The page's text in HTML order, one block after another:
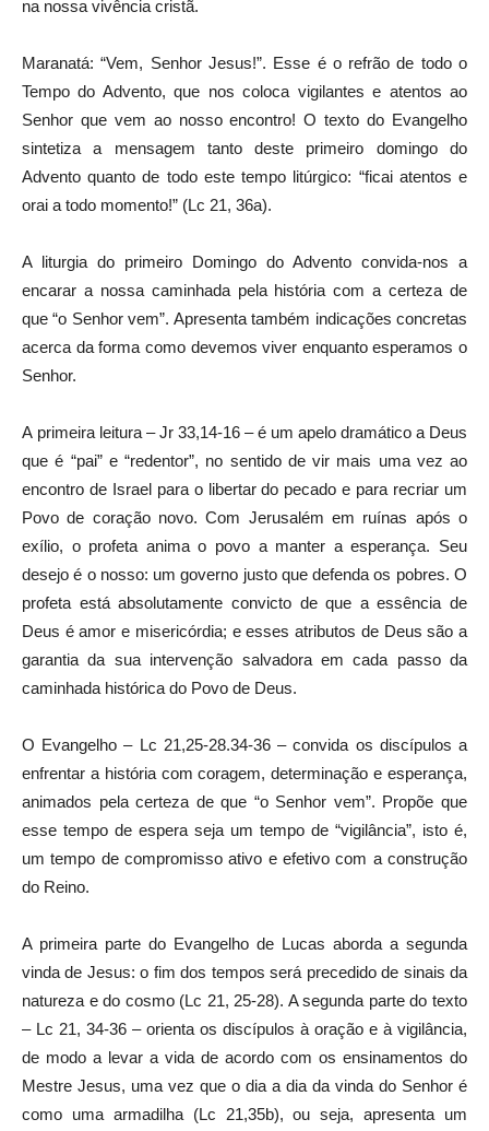
na nossa vivência cristã.
Maranatá: “Vem, Senhor Jesus!”. Esse é o refrão de todo o
Tempo do Advento, que nos coloca vigilantes e atentos ao
Senhor que vem ao nosso encontro! O texto do Evangelho
sintetiza a mensagem tanto deste primeiro domingo do
Advento quanto de todo este tempo litúrgico: “ficai atentos e
orai a todo momento!” (Lc 21, 36a).
A liturgia do primeiro Domingo do Advento convida-nos a
encarar a nossa caminhada pela história com a certeza de
que “o Senhor vem”. Apresenta também indicações concretas
acerca da forma como devemos viver enquanto esperamos o
Senhor.
A primeira leitura – Jr 33,14-16 – é um apelo dramático a Deus
que é “pai” e “redentor”, no sentido de vir mais uma vez ao
encontro de Israel para o libertar do pecado e para recriar um
Povo de coração novo. Com Jerusalém em ruínas após o
exílio, o profeta anima o povo a manter a esperança. Seu
desejo é o nosso: um governo justo que defenda os pobres. O
profeta está absolutamente convicto de que a essência de
Deus é amor e misericórdia; e esses atributos de Deus são a
garantia da sua intervenção salvadora em cada passo da
caminhada histórica do Povo de Deus.
O Evangelho – Lc 21,25-28.34-36 – convida os discípulos a
enfrentar a história com coragem, determinação e esperança,
animados pela certeza de que “o Senhor vem”. Propõe que
esse tempo de espera seja um tempo de “vigilância”, isto é,
um tempo de compromisso ativo e efetivo com a construção
do Reino.
A primeira parte do Evangelho de Lucas aborda a segunda
vinda de Jesus: o fim dos tempos será precedido de sinais da
natureza e do cosmo (Lc 21, 25-28). A segunda parte do texto
– Lc 21, 34-36 – orienta os discípulos à oração e à vigilância,
de modo a levar a vida de acordo com os ensinamentos do
Mestre Jesus, uma vez que o dia a dia da vinda do Senhor é
como uma armadilha (Lc 21,35b), ou seja, apresenta um